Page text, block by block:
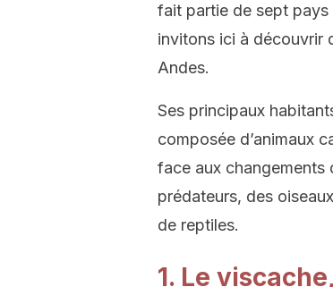
fait partie de sept
invitons ici à découvrir
Andes.
Ses principaux
composée d’animaux
face aux changements
prédateurs, des
de reptiles.
1. Le